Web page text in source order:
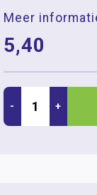
Meer
5,40
- +